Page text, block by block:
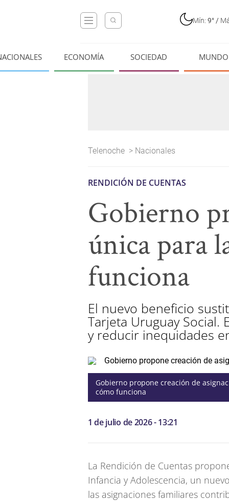
Mín: 9° /
ECONOMÍA SOCIEDAD MUNDO
Telenoche > Nacionales
RENDICIÓN DE CUENTAS
Gobierno
única para
funciona
El nuevo beneficio
Tarjeta Uruguay
y reducir inequidades
Gobierno propone creación de
cómo funciona
1 de julio de 2026 - 13:21
La Rendición de Cuentas
Infancia y Adolescencia, un
las asignaciones familiares